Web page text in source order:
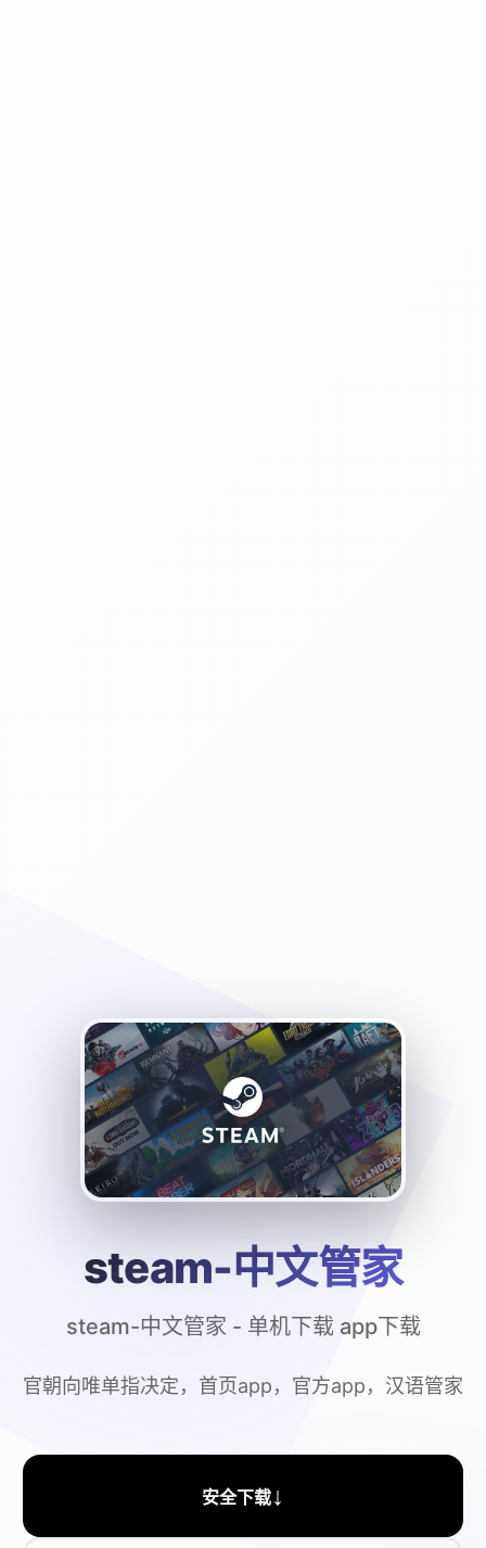
steam-中文管家
steam-中文管家 - 单机下载 app下载
官朝向唯单指决定，首页app，官方app，汉语管家
安全下载↓